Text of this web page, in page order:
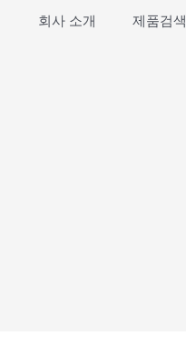
회사 소개 제품검색